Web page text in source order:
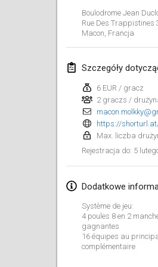
Boulodrome Jean
Rue Des Trappistines
Macon Francja
Szczegóły
6 EUR / gracz
2 graczs /
https://
Max. liczba
Rejestracja do: 5
Dodatkowe
Système de jeu:
4 poules 8 en 2
gagnantes
16 équipes au
complémentaire
luty 2025
7 lut 2025|
Open des
8 lut 2025|
Indoor de la
15 lut 2025
Warm-up EM
28 lut 2025